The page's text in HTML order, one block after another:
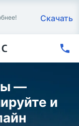
Скачать
—
и